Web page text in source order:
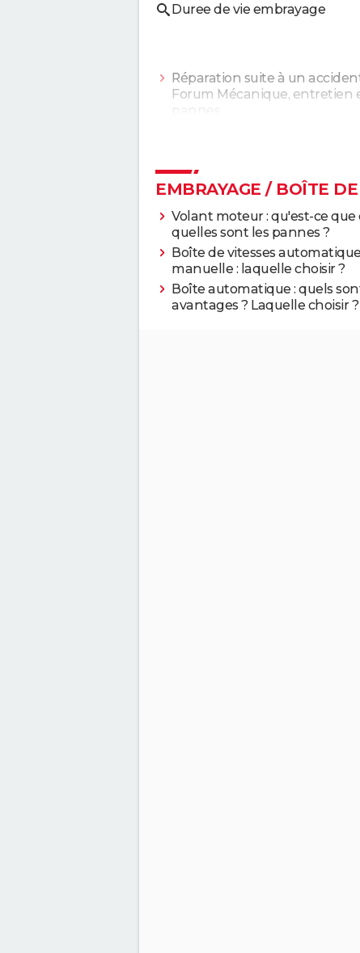
Duree de vie embrayage
Réparation suite à un
Forum Mécanique, entretien
Entretien
EMBRAYAGE / BOÎTE
Volant moteur : qu'est-ce que
quelles sont les pannes ?
Boîte de vitesses
manuelle : laquelle choisir ?
Boîte automatique : quels
avantages ? Laquelle choisir ?